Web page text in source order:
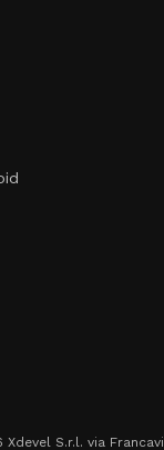
Xdevel S.r.l. via